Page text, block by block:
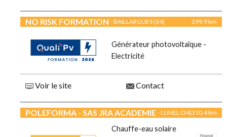
NO RISK FORMATION - BAILLARGUES (34) 299.9 km
Générateur photovoltaïque -
Electricité
Voir le site Contact
POLEFORMA - SAS JRA ACADEMIE - LUNEL (34)310.4 km
Chauffe-eau solaire